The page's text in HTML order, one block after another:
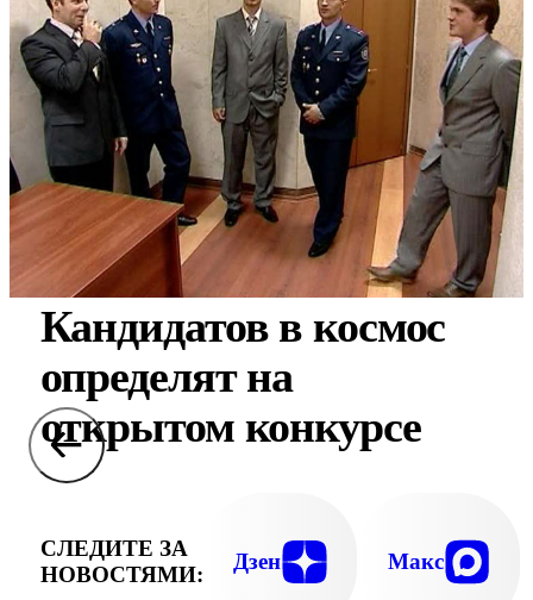
Кандидатов в космос
определят на
открытом конкурсе
СЛЕДИТЕ ЗА
НОВОСТЯМИ:
Дзен Макс